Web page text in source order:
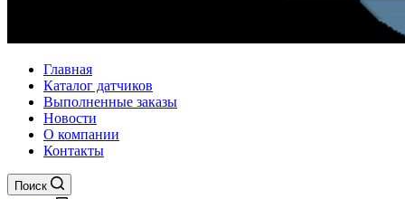
Главная
Каталог датчиков
Выполненные заказы
Новости
О компании
Контакты
Поиск